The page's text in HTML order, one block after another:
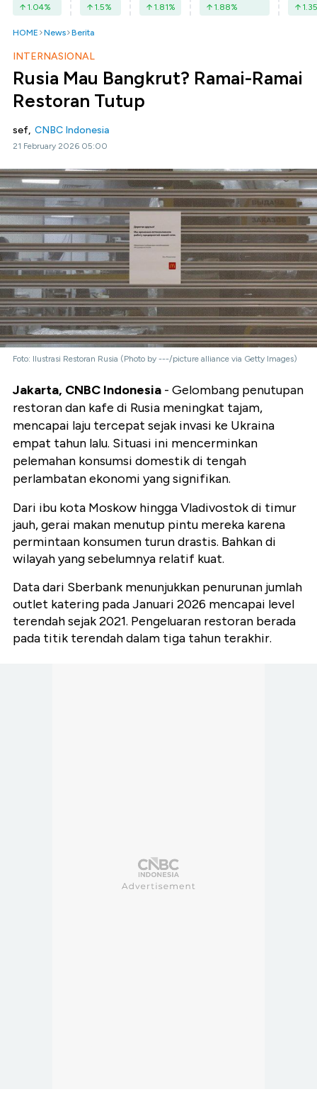
1.04% 1.5% 1.81% 1.88% 1.35
HOME News Berita
INTERNASIONAL
Rusia Mau Bangkrut? Ramai-Ramai
Restoran Tutup
sef, CNBC Indonesia
21 February 2026 05:00
Foto: Ilustrasi Restoran Rusia (Photo by ---/picture alliance via Getty Images)
Jakarta, CNBC Indonesia - Gelombang penutupan
restoran dan kafe di Rusia meningkat tajam,
mencapai laju tercepat sejak invasi ke Ukraina
empat tahun lalu. Situasi ini mencerminkan
pelemahan konsumsi domestik di tengah
perlambatan ekonomi yang signifikan.
Dari ibu kota Moskow hingga Vladivostok di timur
jauh, gerai makan menutup pintu mereka karena
permintaan konsumen turun drastis. Bahkan di
wilayah yang sebelumnya relatif kuat.
Data dari Sberbank menunjukkan penurunan jumlah
outlet katering pada Januari 2026 mencapai level
terendah sejak 2021. Pengeluaran restoran berada
pada titik terendah dalam tiga tahun terakhir.